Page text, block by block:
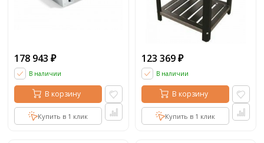
178 943 ₽
В наличии
В корзину
Купить в 1 клик
123 369 ₽
В наличии
В корзину
Купить в 1 клик